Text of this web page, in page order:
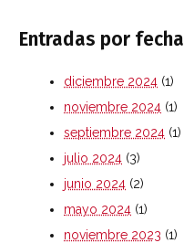
Entradas por fecha
diciembre 2024 (1)
noviembre 2024 (1)
septiembre 2024 (1)
julio 2024 (3)
junio 2024 (2)
mayo 2024 (1)
noviembre 2023 (1)